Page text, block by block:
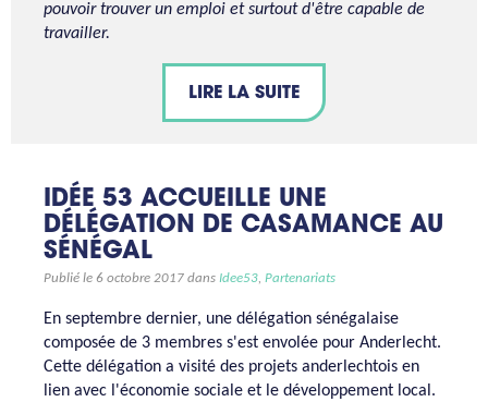
pouvoir trouver un emploi et surtout d'être capable de
travailler.
LIRE LA SUITE
IDÉE 53 ACCUEILLE UNE
DÉLÉGATION DE CASAMANCE AU
SÉNÉGAL
Publié le 6 octobre 2017 dans Idee53, Partenariats
En septembre dernier, une délégation sénégalaise
composée de 3 membres s'est envolée pour Anderlecht.
Cette délégation a visité des projets anderlechtois en
lien avec l'économie sociale et le développement local.